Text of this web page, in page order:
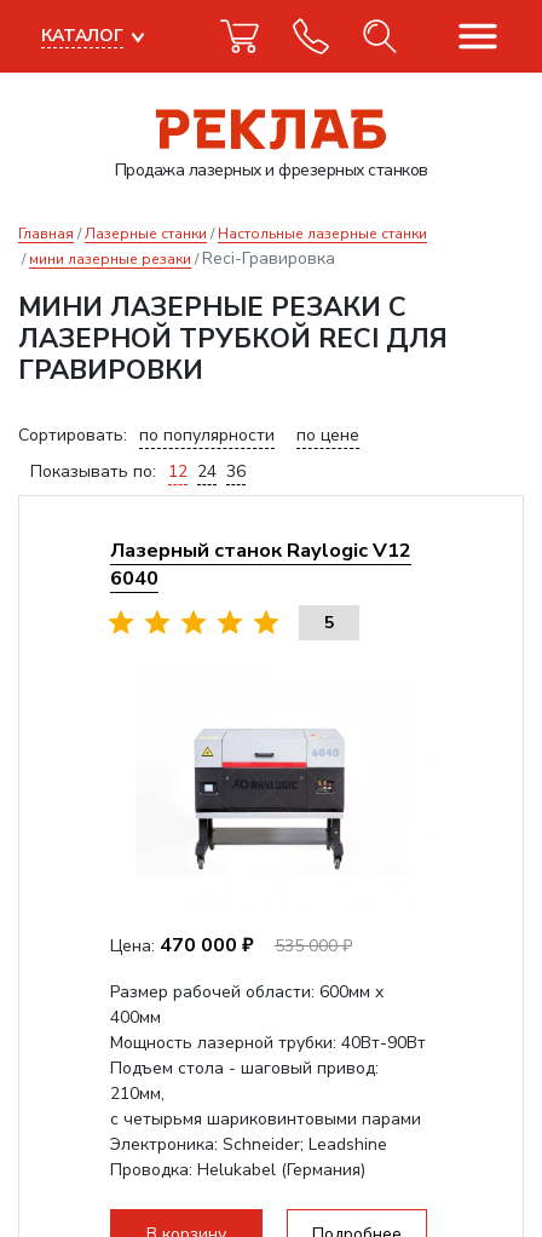
Продажа лазерныхи фрезерных станков
КАТАЛОГ
Главная Лазерные станки
Настольные лазерные станки
мини лазерные резаки
Reci-Гравировка
МИНИ ЛАЗЕРНЫЕ РЕЗАКИ С
ЛАЗЕРНОЙ ТРУБКОЙ RECI ДЛЯ
ГРАВИРОВКИ
Сортировать: по популярности
по цене
Показывать по:
12 24 36
Лазерный станок Raylogic V12
6040
5
Цена: 470 000 ₽
535 000 ₽
Размер рабочей области: 600мм x
400мм
Мощность лазерной трубки: 40Вт-90Вт
Подъем стола - шаговый привод:
210мм,
с четырьмя шариковинтовыми парами
Электроника: Schneider; Leadshine
Проводка: Helukabel (Германия)